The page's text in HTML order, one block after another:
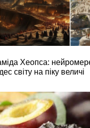
Хеопса:
світу на піку величі